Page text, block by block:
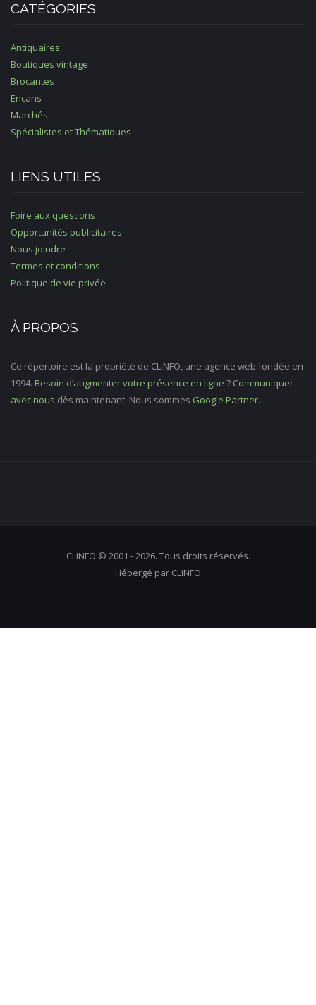
CATÉGORIES
Antiquaires
Boutiques vintage
Brocantes
Encans
Marchés
Spécialistes et Thématiques
LIENS UTILES
Foire aux questions
Opportunités publicitaires
Nous joindre
Termes et conditions
Politique de vie privée
À PROPOS
Ce répertoire est la propriété de CLiNFO, une agence web fondée en
1994. Besoin d’augmenter votre présence en ligne ? Communiquer
avec nous dès maintenant. Nous sommes Google Partner.
CLiNFO © 2001 - 2026. Tous droits réservés.
Hébergé par CLiNFO